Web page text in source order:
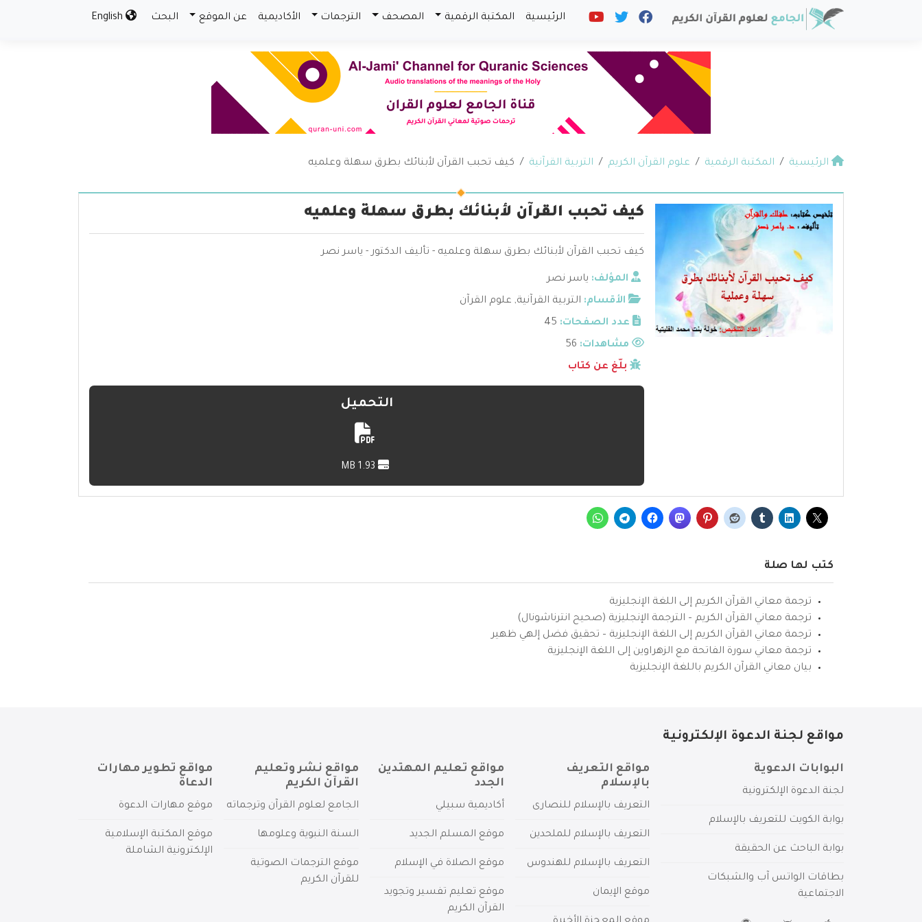
الرئيسية المكتبة الرقمية المصحف الترجمات الأكاديمية عن الموقع البحث
الرئيسية المكتبة الرقمية علوم القرآن الكريم التربية القرآنية كيف تحبب القرآن لأبنائك بطرق سهلة وعلميه
كيف تحبب القرآن لأبنائك بطرق سهلة وعلميه
كيف تحبب القرآن لأبنائك بطرق سهلة وعلميه - تأليف الدكتور - ياسر نصر
المؤلف: ياسر نصر
الأقسام: التربية القرآنية, علوم القرآن
عدد الصفحات: 45
مشاهدات:
بلّغ عن كتاب
التحميل
كتب لها صلة
ترجمة معاني القرآن الكريم إلى اللغة الإنجليزية
ترجمة معاني القرآن الكريم – الترجمة الإنجليزية (صحيح انترناشونال)
ترجمة معاني القرآن الكريم إلى اللغة الإنجليزية – تحقيق فضل إلهي ظهير
ترجمة معاني سورة الفاتحة مع الزهراوين إلى اللغة الإنجليزية
بيان معاني القرآن الكريم باللغة الإنجليزية
مواقع لجنة الدعوة الإلكترونية
البوابات الدعوية
لجنة الدعوة الإلكترونية
بوابة الكويت للتعريف بالإسلام
بوابة الباحث عن الحقيقة
بطاقات الواتس آب والشبكات
الاجتماعية
مواقع التعريف
بالإسلام
التعريف بالإسلام للنصارى
التعريف بالإسلام للملحدين
التعريف بالإسلام للهندوس
موقع الإيمان
مواقع تعليم المهتدين
الجدد
أكاديمية سبيلي
موقع المسلم الجديد
موقع الصلاة في الإسلام
موقع تعليم تفسير وتجويد
القرآن الكريم
مواقع نشر وتعليم
القرآن الكريم
الجامع لعلوم القرآن وترجماته
السنة النبوية وعلومها
موقع الترجمات الصوتية
للقرآن الكريم
مواقع تطوير مهارات
الدعاة
موقع مهارات الدعوة
موقع المكتبة الإسلامية
الإلكترونية الشاملة